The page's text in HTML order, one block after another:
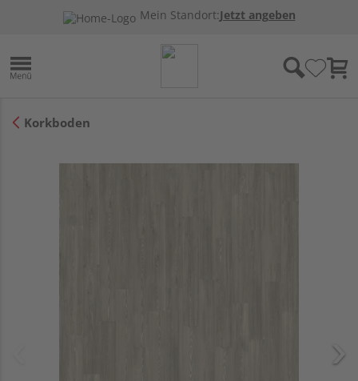
Mein Standort:Jetzt angeben
Korkboden